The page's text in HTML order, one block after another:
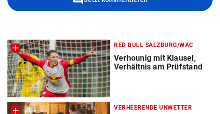
RED BULL SALZBURG/WAC
Verhounig mit Klausel,
Verhältnis am Prüfstand
VERHEERENDE UNWETTER